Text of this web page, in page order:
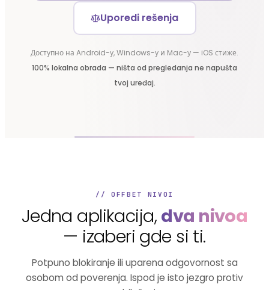
Uporedi rešenja
Доступно на Android-у, Windows-у и Mac-у — iOS стиже.
100% lokalna obrada — ništa od pregledanja ne napušta
tvoj uređaj.
// OFFBET NIVOI
Jedna aplikacija, dva nivoa
— izaberi gde si ti.
Potpuno blokiranje ili uparena odgovornost sa
osobom od poverenja. Ispod je isto jezgro protiv